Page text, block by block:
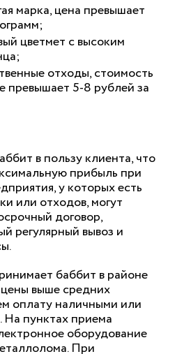
марка, цена превышает
цветмет с высоким
отходы, стоимость
превышает 5-8 рублей за
в пользу клиента, что
прибыль при
у которых есть
или отходов, могут
договор,
регулярный вывоз и
баббит в районе
выше средних
оплату наличными или
На пунктах приема
оборудование
При